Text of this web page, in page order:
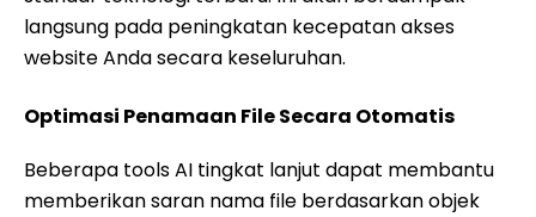
langsung pada peningkatan kecepatan akses
website Anda secara keseluruhan.
Optimasi Penamaan File Secara Otomatis
Beberapa tools AI tingkat lanjut dapat membantu
memberikan saran nama file berdasarkan objek